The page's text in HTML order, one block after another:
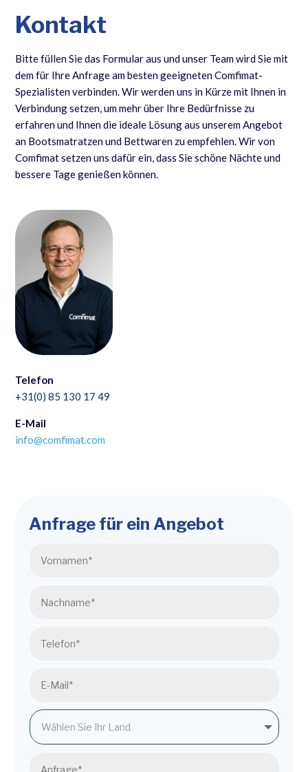
Kontakt
Bitte füllen Sie das Formular aus und unser Team wird Sie mit
dem für Ihre Anfrage am besten geeigneten Comfimat-
Spezialisten verbinden. Wir werden uns in Kürze mit Ihnen in
Verbindung setzen, um mehr über Ihre Bedürfnisse zu
erfahren und Ihnen die ideale Lösung aus unserem Angebot
an Bootsmatratzen und Bettwaren zu empfehlen. Wir von
Comfimat setzen uns dafür ein, dass Sie schöne Nächte und
bessere Tage genießen können.
Telefon
+31(0) 85 130 17 49
E-Mail
info@comfimat.com
Anfrage für ein Angebot